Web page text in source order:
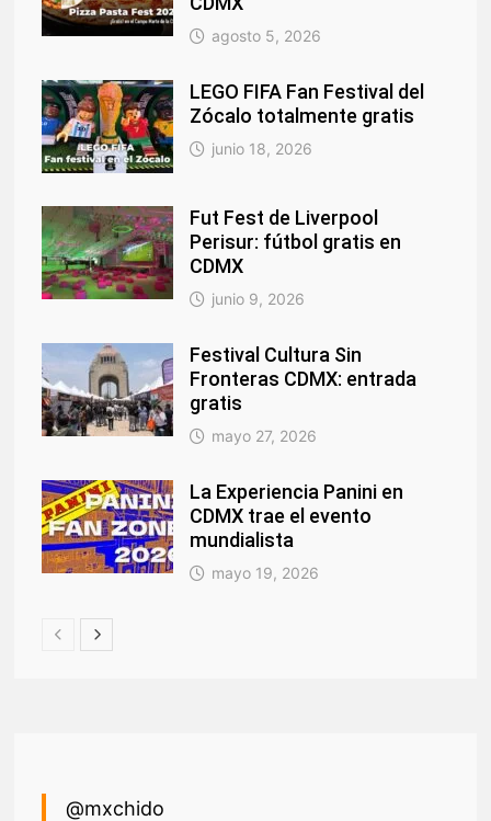
agosto 5, 2026
LEGO FIFA Fan Festival del
Zócalo totalmente gratis
junio 18, 2026
Fut Fest de Liverpool
Perisur: fútbol gratis en
CDMX
junio 9, 2026
Festival Cultura Sin
Fronteras CDMX: entrada
gratis
mayo 27, 2026
La Experiencia Panini en
CDMX trae el evento
mundialista
mayo 19, 2026
@mxchido